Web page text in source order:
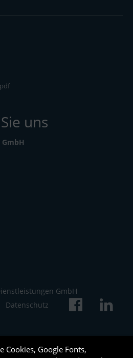
uns
GmbH
Datenschutz
Cookies, Google Fonts,